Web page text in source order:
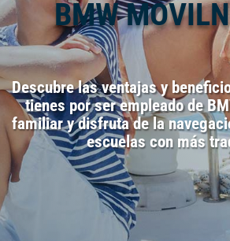
BMW
Descubre las ventajas y
tienes por ser empleado de
familiar y disfruta de la
escuelas con más